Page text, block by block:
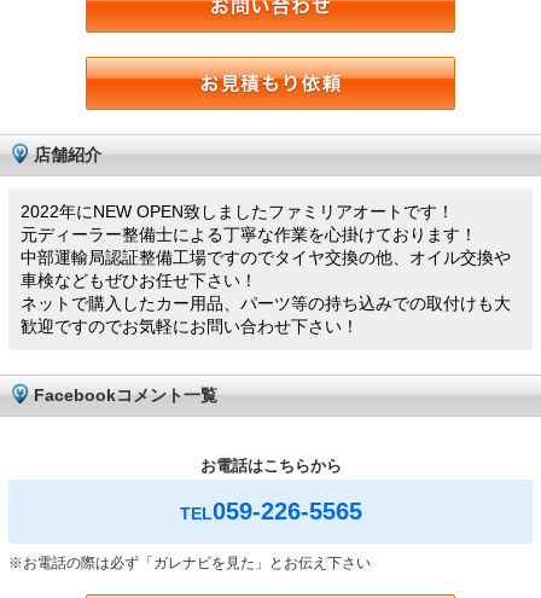
店舗紹介
2022年にNEW OPEN致しましたファミリアオートです！
元ディーラー整備士による丁寧な作業を心掛けております！
中部運輸局認証整備工場ですのでタイヤ交換の他、オイル交換や
車検などもぜひお任せ下さい！
ネットで購入したカー用品、パーツ等の持ち込みでの取付けも大
歓迎ですのでお気軽にお問い合わせ下さい！
Facebookコメント一覧
お電話はこちらから
TEL059-226-5565
※お電話の際は必ず「ガレナビを見た」とお伝え下さい